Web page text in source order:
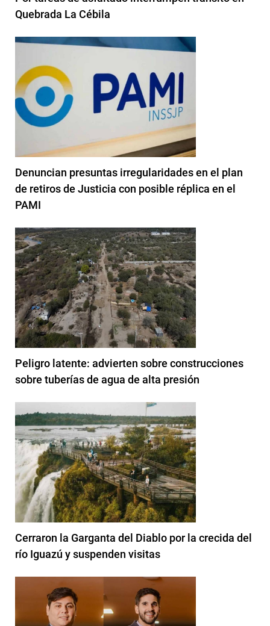
Quebrada La Cébila
Denuncian presuntas irregularidades en el plan
de retiros de Justicia con posible réplica en el
PAMI
Peligro latente: advierten sobre construcciones
sobre tuberías de agua de alta presión
Cerraron la Garganta del Diablo por la crecida del
río Iguazú y suspenden visitas